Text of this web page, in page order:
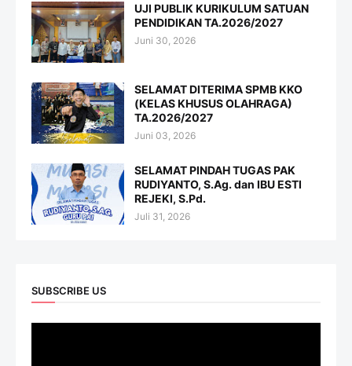
UJI PUBLIK KURIKULUM SATUAN
PENDIDIKAN TA.2026/2027
Juni 30, 2026
SELAMAT DITERIMA SPMB KKO
(KELAS KHUSUS OLAHRAGA)
TA.2026/2027
Juni 03, 2026
SELAMAT PINDAH TUGAS PAK
RUDIYANTO, S.Ag. dan IBU ESTI
REJEKI, S.Pd.
Juli 31, 2026
SUBSCRIBE US